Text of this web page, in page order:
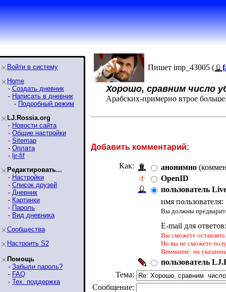
Войти в систему
Home
- Создать дневник
- Написать в дневник
- Подробный режим
LJ.Rossia.org
- Новости сайта
- Общие настройки
- Sitemap
- Оплата
- ljr-fif
Редактировать...
- Настройки
- Список друзей
- Дневник
- Картинки
- Пароль
- Вид дневника
Сообщества
Настроить S2
Помощь
- Забыли пароль?
- FAQ
- Тех. поддержка
Пишет imp_43005 (
Хорошо, сравним число
Арабских-примерно втрое
Добавить комментарий:
Как: анонимно
OpenID
пользователь
имя пользователя:
Вы должны
E-mail для
Вы сможете
Но вы не сможете
Внимание: на
пользователь
Тема:
Сообщение: